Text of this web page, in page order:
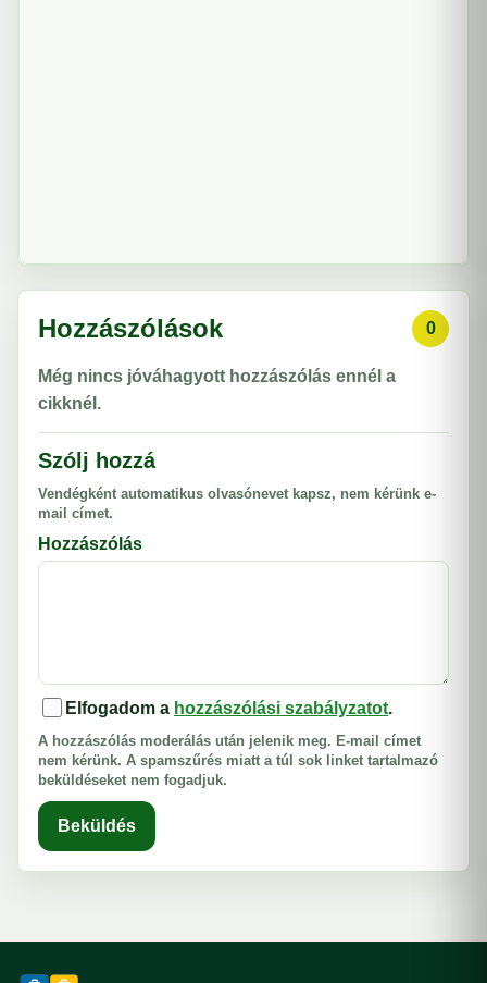
Hozzászólások 0
Még nincs jóváhagyott hozzászólás ennél a
cikknél.
Szólj hozzá
Vendégként automatikus olvasónevet kapsz, nem kérünk e-
mail címet.
Hozzászólás
Elfogadom a hozzászólási szabályzatot.
A hozzászólás moderálás után jelenik meg. E-mail címet
nem kérünk. A spamszűrés miatt a túl sok linket tartalmazó
beküldéseket nem fogadjuk.
Beküldés